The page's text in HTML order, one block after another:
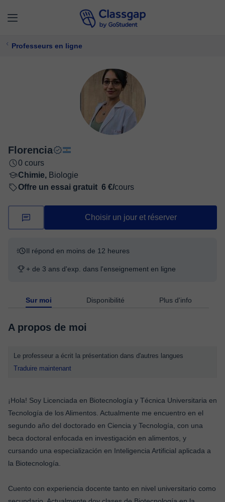
Professeurs en ligne
Florencia
0 cours
Chimie, Biologie
Offre un essai gratuit 6 €/cours
Choisir un jour et réserver
Il répond en moins de 12 heures
+ de 3 ans d'exp. dans l'enseignement en ligne
Sur moi Disponibilité Plus d'info
A propos de moi
Le professeur a écrit la présentation dans d'autres langues
Traduire maintenant
¡Hola! Soy Licenciada en Biotecnología y Técnica Universitaria en
Tecnología de los Alimentos. Actualmente me encuentro en el
segundo año del doctorado en Ciencia y Tecnología, con una
beca doctoral enfocada en investigación en alimentos, y
cursando una especialización en Inteligencia Artificial aplicada a
la Biotecnología.
Cuento con experiencia docente tanto en nivel universitario como